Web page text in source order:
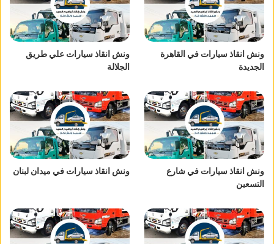
ونش انقاذ سيارات في القاهرة
الجديدة
ونش انقاذ سيارات علي طريق
الجلالة
ونش انقاذ سيارات في شارع
التسعين
ونش انقاذ سيارات في ميدان لبنان